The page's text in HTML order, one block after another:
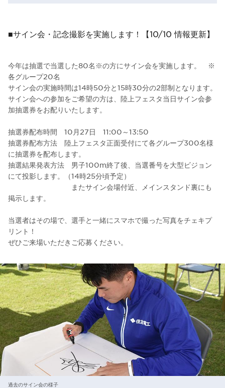
■サイン会・記念撮影を実施します！【10/10 情報更新】
今年は抽選で当選した80名※の方にサイン会を実施します。 ※
各グループ20名
サイン会の実施時間は14時50分と15時30分の2部制となります。
サイン会への参加をご希望の方は、陸上フェスタ当日サイン会参
加抽選券をお配りいたします。
抽選券配布時間 10月27日 11:00～13:50
抽選券配布方法 陸上フェスタ正面受付にて各グループ300名様
に抽選券を配布します。
抽選結果発表方法 男子100m終了後、当選番号を大型ビジョン
にて投影します。（14時25分頃予定）
またサイン会場付近、メインスタンド裏にも
掲示します。
当選者はその場で、選手と一緒にスマホで撮った写真をチェキプ
リント！
ぜひご来場いただきご応募ください。
過去のサイン会の様子